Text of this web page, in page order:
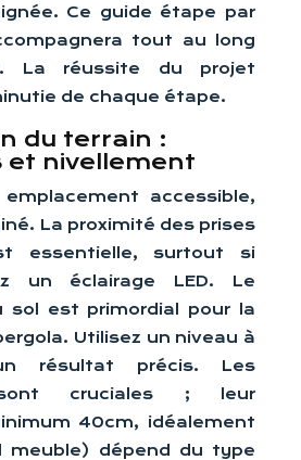
Ce guide étape par
tout au long
La réussite du projet
de chaque étape.
du terrain :
et nivellement
accessible,
La proximité des prises
essentielle, surtout si
un éclairage LED. Le
sol est primordial pour la
Utilisez un niveau à
résultat précis. Les
cruciales ; leur
40cm, idéalement
meuble) dépend du type